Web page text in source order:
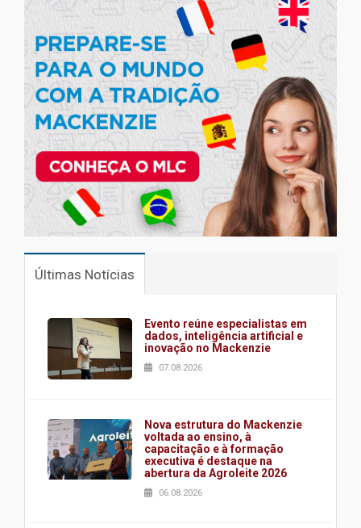
Últimas Notícias
Evento reúne especialistas em
dados, inteligência artificial e
inovação no Mackenzie
07.08.2026
Nova estrutura do Mackenzie
voltada ao ensino, à
capacitação e à formação
executiva é destaque na
abertura da Agroleite 2026
06.08.2026